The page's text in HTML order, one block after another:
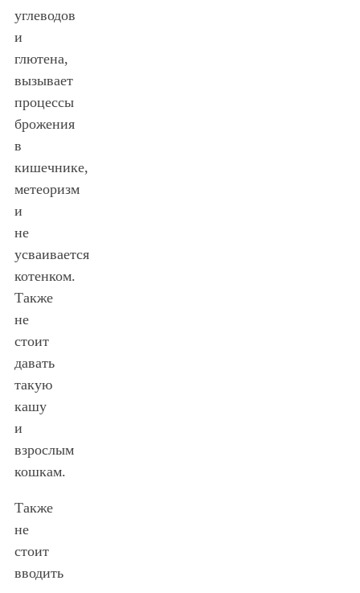
углеводов
и
глютена,
вызывает
процессы
брожения
в
кишечнике,
метеоризм
и
не
усваивается
котенком.
Также
не
стоит
давать
такую
кашу
и
взрослым
кошкам.
Также
не
стоит
вводить